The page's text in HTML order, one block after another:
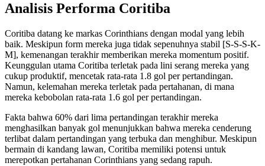
Analisis Performa Coritiba
Coritiba datang ke markas Corinthians dengan modal yang lebih
baik. Meskipun form mereka juga tidak sepenuhnya stabil [S-S-S-K-
M], kemenangan terakhir memberikan mereka momentum positif.
Keunggulan utama Coritiba terletak pada lini serang mereka yang
cukup produktif, mencetak rata-rata 1.8 gol per pertandingan.
Namun, kelemahan mereka terletak pada pertahanan, di mana
mereka kebobolan rata-rata 1.6 gol per pertandingan.
Fakta bahwa 60% dari lima pertandingan terakhir mereka
menghasilkan banyak gol menunjukkan bahwa mereka cenderung
terlibat dalam pertandingan yang terbuka dan menghibur. Meskipun
bermain di kandang lawan, Coritiba memiliki potensi untuk
merepotkan pertahanan Corinthians yang sedang rapuh.